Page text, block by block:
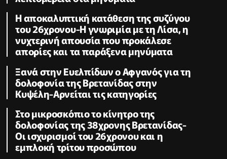
Η αποκαλυπτική κατάθεση της συζύγου
του 26χρονου-Η γνωριμία με τη Λίσα, η
νυχτερινή απουσία που προκάλεσε
απορίες και τα παράξενα μηνύματα
Ξανά στην Ευελπίδων ο Αφγανός για τη
δολοφονία της Βρετανίδας στην
Κυψέλη-Αρνείται τις κατηγορίες
Στο μικροσκόπιο το κίνητρο της
δολοφονίας της 38χρονης Βρετανίδας-
Οι ισχυρισμοί του 26χρονου και η
εμπλοκή τρίτου προσώπου